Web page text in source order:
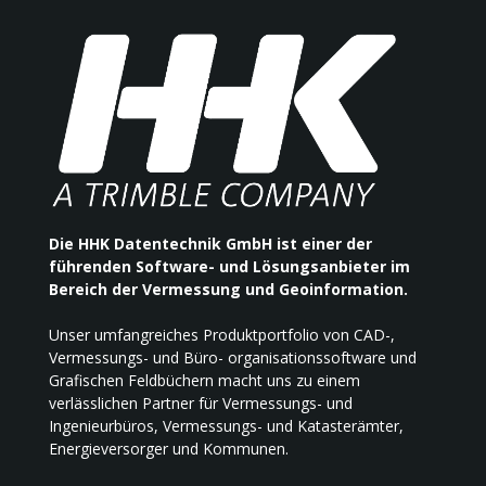
wie bereits imInstallationshinweis
zur
Version 10.1 beschrieben.
ACHTUNG:
Installieren Sie
möglichst
immer mit
Einstellungsdateien , insbesondere bei
der Erstinstallation.
Als Betriebssystem wird Windows 11
Generell darf während der Installation
niemand im Programm arbeiten.
das Workstation-Setup (Datei
SETUP.MSI im bin2026) an jedem
Arbeitsplatz einmal als Administrator
ausgeführt werden.
GEOGRAF
2026-260706
(06.08.2026)
GEOGRAF REDIST2D
2026-260805(06.08.2026)
GEOGRAF REDIST3D
Die HHK Datentechnik GmbH ist einer der
führenden Software- und Lösungsanbieter im
Bereich der Vermessung und Geoinformation.
Unser umfangreiches Produktportfolio von CAD-,
Vermessungs- und Büro- organisationssoftware und
Grafischen Feldbüchern macht uns zu einem
verlässlichen Partner für Vermessungs- und
Ingenieurbüros, Vermessungs- und Katasterämter,
Energieversorger und Kommunen.